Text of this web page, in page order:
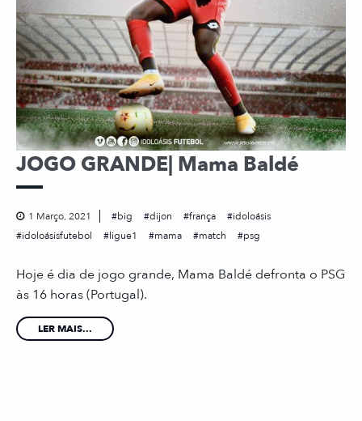
JOGO GRANDE| Mama Baldé
1 Março, 2021 big dijon frança
idoloásis
idoloásisfutebol
ligue1 mama match psg
Hoje é dia de jogo grande, Mama Baldé defronta o PSG
às 16 horas (Portugal).
LER MAIS...